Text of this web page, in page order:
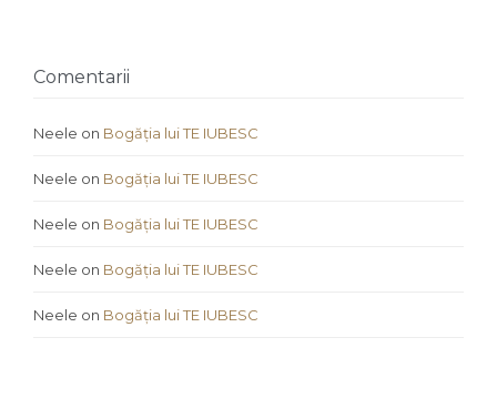
Comentarii
Neele on Bogăția lui TE IUBESC
Neele on Bogăția lui TE IUBESC
Neele on Bogăția lui TE IUBESC
Neele on Bogăția lui TE IUBESC
Neele on Bogăția lui TE IUBESC